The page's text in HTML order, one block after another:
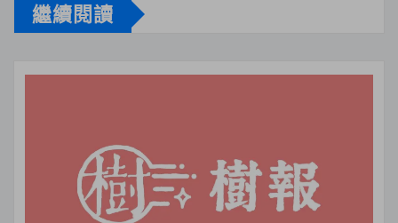
繼續閱讀